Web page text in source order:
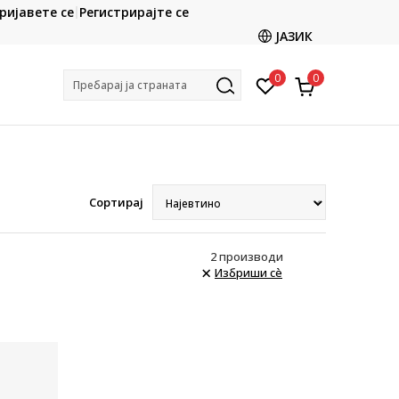
CLICK & COLLECT
со картичка online и подигнете во продавницата
се Регистрирајте се
ЈАЗИК
Пребарај ја страната 0 0
Сортирај
2производи
Избриши сè